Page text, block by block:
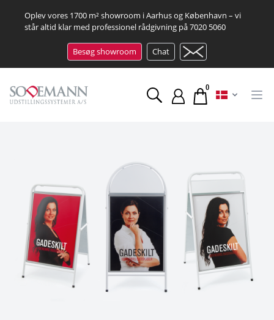
Oplev vores 1700 m² showroom i Aarhus og København – vi
står altid klar med professionel rådgivning på7020 5060
Besøg showroom Chat
0